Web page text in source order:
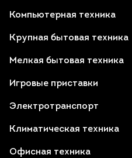
Компьютерная техника
Крупная бытовая техника
Мелкая бытовая техника
Игровые приставки
Электротранспорт
Климатическая техника
Офисная техника